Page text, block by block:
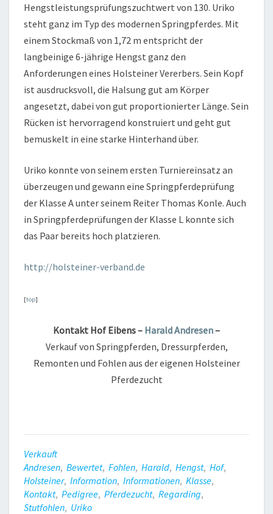
Hengstleistungsprüfungszuchtwert von 130. Uriko
steht ganz im Typ des modernen Springpferdes. Mit
einem Stockmaß von 1,72 m entspricht der
langbeinige 6-jährige Hengst ganz den
Anforderungen eines Holsteiner Vererbers. Sein Kopf
ist ausdrucksvoll, die Halsung gut am Körper
angesetzt, dabei von gut proportionierter Länge. Sein
Rücken ist hervorragend konstruiert und geht gut
bemuskelt in eine starke Hinterhand über.
Uriko konnte von seinem ersten Turniereinsatz an
überzeugen und gewann eine Springpferdeprüfung
der Klasse A unter seinem Reiter Thomas Konle. Auch
in Springpferdeprüfungen der Klasse L konnte sich
das Paar bereits hoch platzieren.
http://holsteiner-verband.de
[top]
Kontakt Hof Eibens – Harald Andresen–
Verkauf von Springpferden, Dressurpferden,
Remonten und Fohlen aus der eigenen Holsteiner
Pferdezucht
Verkauft
Andresen, Bewertet, Fohlen, Harald, Hengst, Hof,
Holsteiner, Information, Informationen, Klasse,
Kontakt, Pedigree, Pferdezucht, Regarding,
Stutfohlen, Uriko